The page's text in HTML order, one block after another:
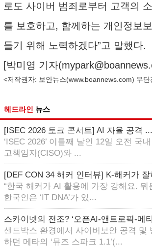
로도 사이버 범죄로부터 고객의
를 보호하고, 함께하는 개인정보
들기 위해 노력하겠다”고 말했다.
[박미영 기자(
<저작권자: 보안뉴스(www.boannews.com) 무단
헤드라인 뉴스
[ISEC 2026 토크 콘서트] AI 자율 공격 ...
‘ISEC 2026’ 이틀째 날인 12일 오전 국
고책임자(CISO)와 ...
[DEF CON 34 해커 인터뷰] K-해커가 잘
“한국 해커가 AI 활용에 가장 강해요. 뭐
한국인은 ‘IT DNA’가 있...
스카이넷의 전조? ‘오픈AI-앤트로픽-메
샌드박스 환경에서 사이버보안 공격 및
하던 메타의 ‘뮤즈 스파크 1.1’(...